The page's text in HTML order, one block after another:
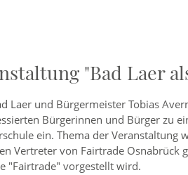
"Bad Laer
Laer und Bürgermeister Tobias
Bürgerinnen und Bürger zu
ein. Thema der Veranstaltung
Vertreter von Fairtrade Osnabrück
"Fairtrade" vorgestellt wird.